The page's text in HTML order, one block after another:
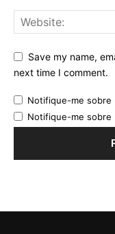
Save my name,
next time I comment.
Notifique-me sobre
Notifique-me sobre